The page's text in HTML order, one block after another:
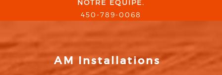
NOTRE ÉQUIPE.
450-789-0068
AM Installations